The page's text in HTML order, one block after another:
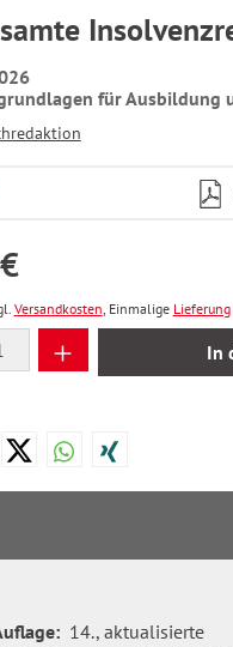
für Ausbildung
Versandkosten, Einmalige Lieferung
Anzahl: Gib denIn
14., aktualisierte